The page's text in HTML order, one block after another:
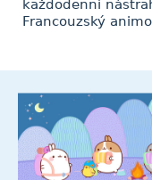
každodenní
Francouzský